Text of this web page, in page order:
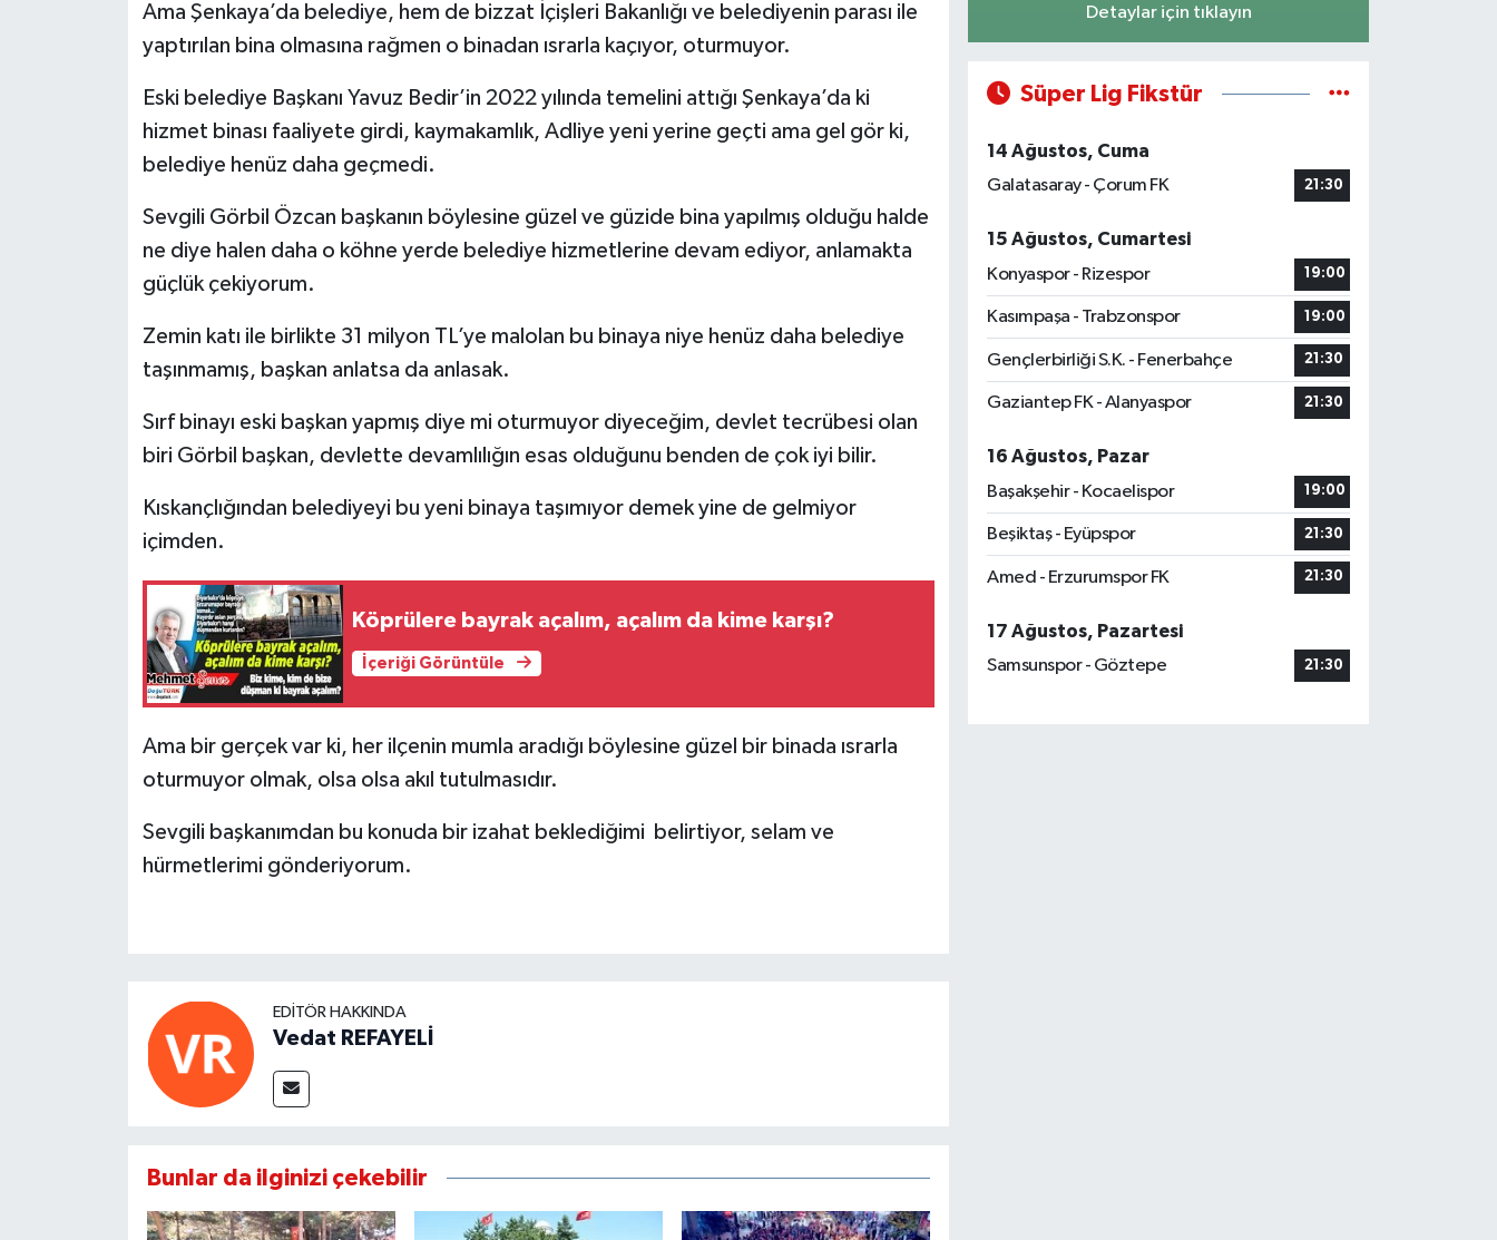
Ama Şenkaya’da belediye, hem de bizzat İçişleri Bakanlığı ve belediyenin parası ile
yaptırılan bina olmasına rağmen o binadan ısrarla kaçıyor, oturmuyor.
Eski belediye Başkanı Yavuz Bedir’in 2022 yılında temelini attığı Şenkaya’da ki
hizmet binası faaliyete girdi, kaymakamlık, Adliye yeni yerine geçti ama gel gör ki,
belediye henüz daha geçmedi.
Sevgili Görbil Özcan başkanın böylesine güzel ve güzide bina yapılmış olduğu halde
ne diye halen daha o köhne yerde belediye hizmetlerine devam ediyor, anlamakta
güçlük çekiyorum.
Zemin katı ile birlikte 31 milyon TL’ye malolan bu binaya niye henüz daha belediye
taşınmamış, başkan anlatsa da anlasak.
Sırf binayı eski başkan yapmış diye mi oturmuyor diyeceğim, devlet tecrübesi olan
biri Görbil başkan, devlette devamlılığın esas olduğunu benden de çok iyi bilir.
Kıskançlığından belediyeyi bu yeni binaya taşımıyor demek yine de gelmiyor
içimden.
Köprülere bayrak açalım, açalım da kime karşı?
İçeriği Görüntüle
Ama bir gerçek var ki, her ilçenin mumla aradığı böylesine güzel bir binada ısrarla
oturmuyor olmak, olsa olsa akıl tutulmasıdır.
Sevgili başkanımdan bu konuda bir izahat beklediğimi belirtiyor, selam ve
hürmetlerimi gönderiyorum.
EDITÖR HAKKINDA
Vedat REFAYELİ
Bunlar da ilginizi çekebilir
Detaylar için tıklayın
Süper Lig Fikstür
14 Ağustos, Cuma
Galatasaray - Çorum FK
21:30
15 Ağustos, Cumartesi
Konyaspor - Rizespor
19:00
Kasımpaşa - Trabzonspor 19:00
Gençlerbirliği S.K. - Fenerbahçe 21:30
Gaziantep FK - Alanyaspor 21:30
16 Ağustos, Pazar
Başakşehir - Kocaelispor
19:00
Beşiktaş - Eyüpspor 21:30
Amed - Erzurumspor FK 21:30
17 Ağustos, Pazartesi
Samsunspor - Göztepe
21:30